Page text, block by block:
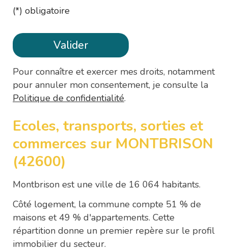
(*) obligatoire
Pour connaître et exercer mes droits, notamment
pour annuler mon consentement, je consulte la
Politique de confidentialité.
Ecoles, transports, sorties et
commerces sur MONTBRISON
(42600)
Montbrison est une ville de 16 064 habitants.
Côté logement, la commune compte 51 % de
maisons et 49 % d'appartements. Cette
répartition donne un premier repère sur le profil
immobilier du secteur.